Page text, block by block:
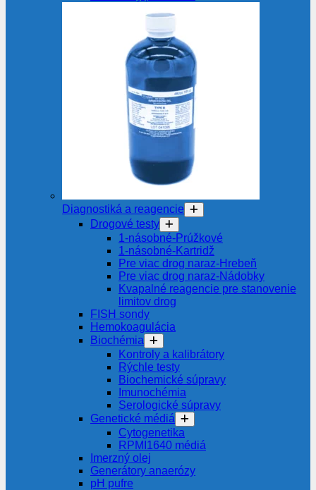
Diagnostiká a reagencie
Drogové testy
1-násobné-Prúžkové
1-násobné-Kartridž
Pre viac drog naraz-Hrebeň
Pre viac drog naraz-Nádobky
Kvapalné reagencie pre stanovenie
limitov drog
FISH sondy
Hemokoagulácia
Biochémia
Kontroly a kalibrátory
Rýchle testy
Biochemické súpravy
Imunochémia
Serologické súpravy
Genetické médiá
Cytogenetika
RPMI1640 médiá
Imerzný olej
Generátory anaerózy
pH pufre